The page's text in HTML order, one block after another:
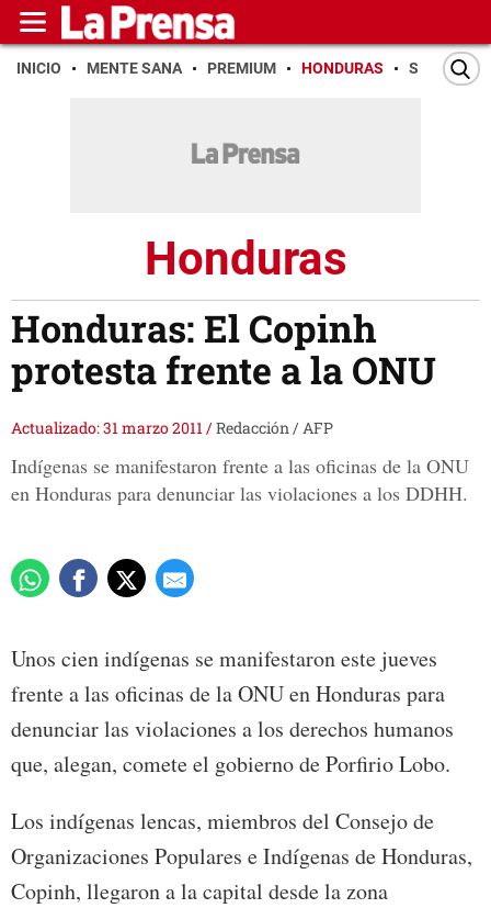
INICIO MENTE SANA PREMIUM HONDURAS SAN PEDRO
Honduras
Honduras: El Copinh
protesta frente a la ONU
Actualizado: 31 marzo 2011/Redacción / AFP
Indígenas se manifestaron frente a las oficinas de la ONU
en Honduras para denunciar las violaciones a los DDHH.
Unos cien indígenas se manifestaron este jueves
frente a las oficinas de la ONU en Honduras para
denunciar las violaciones a los derechos humanos
que, alegan, comete el gobierno de Porfirio Lobo.
Los indígenas lencas, miembros del Consejo de
Organizaciones Populares e Indígenas de Honduras,
Copinh, llegaron a la capital desde la zona